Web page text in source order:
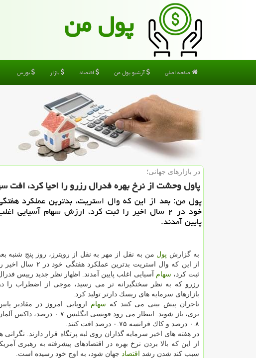
پول من
صفحه اصلی آرشیو پول من اقتصاد بازار بورس
در بازارهای جهانی؛
پاول وحشت از نرخ بهره فدرال رزرو را احیا كرد، افت
پول من: بعد از این كه وال استریت، بدترین عملكرد
خود در ۲ سال اخیر را ثبت كرد، ارزش سهام آسیایی
پایین آمدند.
به گزارش پول من به نقل از مهر به نقل از رویترز، روز پنج شنبه
از این كه وال استریت بدترین عملكرد هفتگی خود در ۲ سال اخیر را
ثبت كرد، سهام آسیایی اغلب پایین آمدند. اظهار نظر جدید رییس
رزرو كه به نظر سختگیرانه تر می رسید، موجی از اضطراب را در
بازارهای سرمایه های ریسك دارتر تولید كرد.
تاجران پیش بینی می كنند كه سهام اروپایی امروز در مقادیر
تری، باز شوند. انتظار می رود فوتسی انگلیس ۰.۷ درصد، داكس
۰.۸ درصد و كاك فرانسه ۰.۷۵ درصد افت كنند.
در هفته های اخیر سرمایه گذاران روی لبه پرتگاه قرار دارند. نگرانی
از این كه بالا بردن نرخ بهره در اقتصادهای پیشرفته به رهبری
سبب كند شدن رشد اقتصاد جهان شود، به اوج خود رسیده است.